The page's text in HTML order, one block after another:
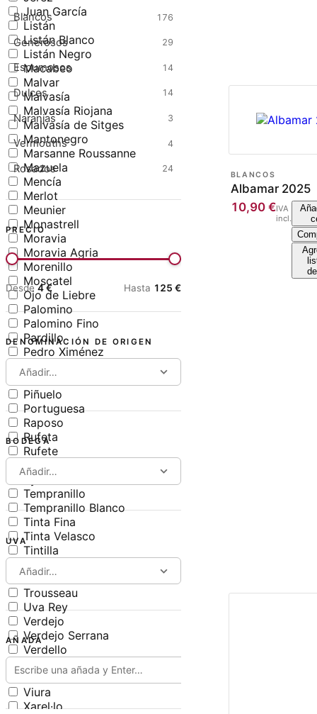
Juan García
Listán
Listán Blanco
Listán Negro
Macabeo
Malvar
Malvasía
Malvasía Riojana
Malvasía de Sitges
Mantonegro
Marsanne Roussanne
Mazuela
Mencía
Merlot
Meunier
Monastrell
Moravia
Moravia Agria
Morenillo
Moscatel
Ojo de Liebre
Palomino
Palomino Fino
Pardillo
Pedro Ximénez
Perruno
Pinot Noir
Piñuelo
Portuguesa
Raposo
Rufeta
Rufete
Sumoll
Syrah
Tempranillo
Tempranillo Blanco
Tinta Fina
Tinta Velasco
Tintilla
Tintilla de Rota
Treixadura
Trousseau
Uva Rey
Verdejo
Verdejo Serrana
Verdello
Verdello Antiguo
Verdoncho
Viura
Xarel·lo
Blancos 176
Generosos 29
Espumosos 14
Dulces 14
Naranjas 3
Vermouths 4
Rosados 24
PRECIO
Desde4€ Hasta 125 €
DENOMINACIÓN DE ORIGEN
Añadir…
BODEGA
Añadir…
UVA
Añadir…
AÑADA
BLANCOS
Albamar 2025
10,90€IVA
incl.